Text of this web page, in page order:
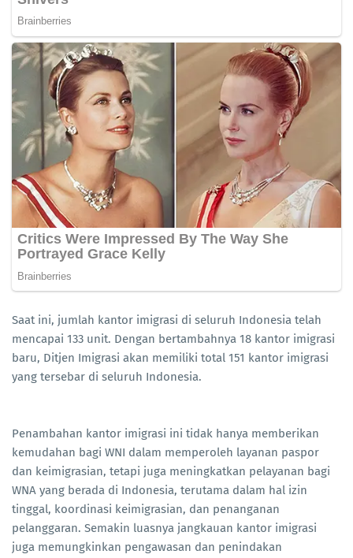
Saat ini, jumlah kantor imigrasi di seluruh Indonesia telah
mencapai 133 unit. Dengan bertambahnya 18 kantor imigrasi
baru, Ditjen Imigrasi akan memiliki total 151 kantor imigrasi
yang tersebar di seluruh Indonesia.
Penambahan kantor imigrasi ini tidak hanya memberikan
kemudahan bagi WNI dalam memperoleh layanan paspor
dan keimigrasian, tetapi juga meningkatkan pelayanan bagi
WNA yang berada di Indonesia, terutama dalam hal izin
tinggal, koordinasi keimigrasian, dan penanganan
pelanggaran. Semakin luasnya jangkauan kantor imigrasi
juga memungkinkan pengawasan dan penindakan